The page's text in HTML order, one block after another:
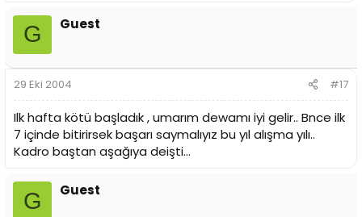
G Guest
29 Eki 2004 #17
Ilk hafta kötü başladık , umarım dewamı iyi gelir.. Bnce ilk
7 içinde bitirirsek başarı saymalıyız bu yıl alışma yılı..
Kadro baştan aşağıya deişti...
G Guest